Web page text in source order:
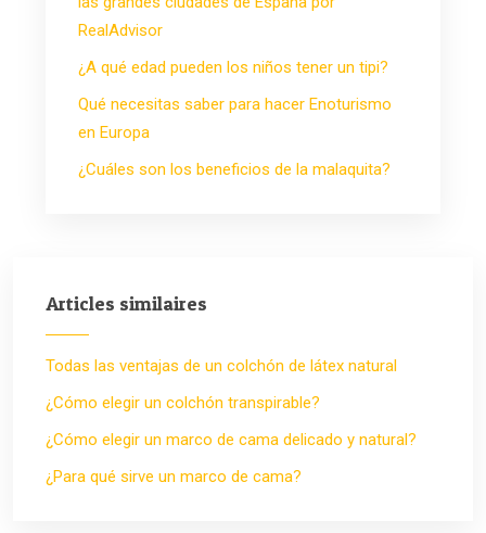
RealAdvisor
¿A qué edad pueden los niños tener un tipi?
Qué necesitas saber para hacer Enoturismo
en Europa
¿Cuáles son los beneficios de la malaquita?
Articles similaires
Todas las ventajas de un colchón de látex natural
¿Cómo elegir un colchón transpirable?
¿Cómo elegir un marco de cama delicado y natural?
¿Para qué sirve un marco de cama?